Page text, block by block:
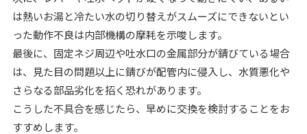
は熱いお湯と冷たい水の切り替えがスムーズにできないとい
った動作不良は内部機構の摩耗を示唆します。
最後に、固定ネジ周辺や吐水口の金属部分が錆びている場合
は、見た目の問題以上に錆びが配管内に侵入し、水質悪化や
さらなる部品劣化を招く恐れがあります。
こうした不具合を感じたら、早めに交換を検討することをお
すすめします。